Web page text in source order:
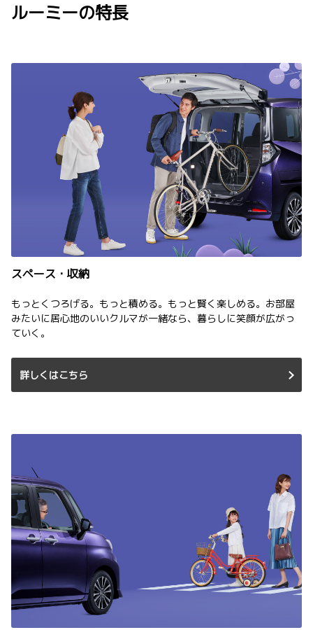
ルーミーの特長
スペース・収納
もっとくつろげる。もっと積める。もっと賢く楽しめる。お部屋
みたいに居心地のいいクルマが一緒なら、暮らしに笑顔が広がっ
ていく。
詳しくはこちら